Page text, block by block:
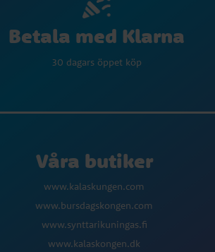
Betala med Klarna
30 dagars öppet köp
Våra butiker
www.kalaskungen.com
www.bursdagskongen.com
www.synttarikuningas.fi
www.kalaskongen.dk